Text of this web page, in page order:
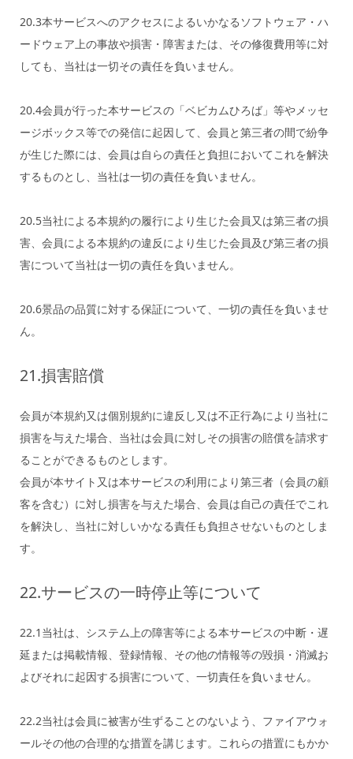
20.3本サービスへのアクセスによるいかなるソフトウェア・ハ
ードウェア上の事故や損害・障害または、その修復費用等に対
しても、当社は一切その責任を負いません。
20.4会員が行った本サービスの「ベビカムひろば」等やメッセ
ージボックス等での発信に起因して、会員と第三者の間で紛争
が生じた際には、会員は自らの責任と負担においてこれを解決
するものとし、当社は一切の責任を負いません。
20.5当社による本規約の履行により生じた会員又は第三者の損
害、会員による本規約の違反により生じた会員及び第三者の損
害について当社は一切の責任を負いません。
20.6景品の品質に対する保証について、一切の責任を負いませ
ん。
21.損害賠償
会員が本規約又は個別規約に違反し又は不正行為により当社に
損害を与えた場合、当社は会員に対しその損害の賠償を請求す
ることができるものとします。
会員が本サイト又は本サービスの利用により第三者（会員の顧
客を含む）に対し損害を与えた場合、会員は自己の責任でこれ
を解決し、当社に対しいかなる責任も負担させないものとしま
す。
22.サービスの一時停止等について
22.1当社は、システム上の障害等による本サービスの中断・遅
延または掲載情報、登録情報、その他の情報等の毀損・消滅お
よびそれに起因する損害について、一切責任を負いません。
22.2当社は会員に被害が生ずることのないよう、ファイアウォ
ールその他の合理的な措置を講じます。これらの措置にもかか